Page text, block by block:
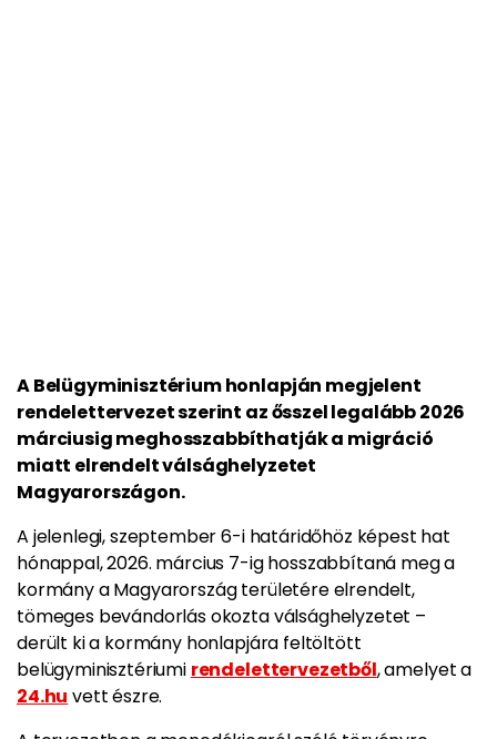
A Belügyminisztérium honlapján megjelent
rendelettervezet szerint az ősszel legalább 2026
márciusig meghosszabbíthatják a migráció
miatt elrendelt válsághelyzetet
Magyarországon.
A jelenlegi, szeptember 6-i határidőhöz képest hat
hónappal, 2026. március 7-ig hosszabbítaná meg a
kormány a Magyarország területére elrendelt,
tömeges bevándorlás okozta válsághelyzetet –
derült ki a kormány honlapjára feltöltött
belügyminisztériumi rendelettervezetből, amelyet a
24.hu vett észre.